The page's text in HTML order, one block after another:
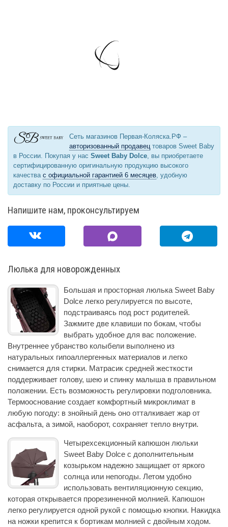
Сеть магазинов Первая-Коляска.РФ –
авторизованный продавецтоваров Sweet Baby
в России. Покупая у нас Sweet Baby Dolce, вы приобретаете
сертифицированную оригинальную продукцию высокого
качества с официальной гарантией 6 месяцев, удобную
доставку по России и приятные цены.
Напишите нам, проконсультируем
Люлька для новорожденных
Большая и просторная люлька Sweet Baby
Dolce легко регулируется по высоте,
подстраиваясь под рост родителей.
Зажмите две клавиши по бокам, чтобы
выбрать удобное для вас положение.
Внутреннее убранство колыбели выполнено из
натуральных гипоаллергенных материалов и легко
снимается для стирки. Матрасик средней жесткости
поддерживает голову, шею и спинку малыша в правильном
положении. Есть возможность регулировки подголовника.
Термооснование создает комфортный микроклимат в
любую погоду: в знойный день оно отталкивает жар от
асфальта, а зимой, наоборот, сохраняет тепло внутри.
Четырехсекционный капюшон люльки
Sweet Baby Dolce с дополнительным
козырьком надежно защищает от яркого
солнца или непогоды. Летом удобно
использовать вентиляционную секцию,
которая открывается прорезиненной молнией. Капюшон
легко регулируется одной рукой с помощью кнопки. Накидка
на ножки крепится к бортикам молнией с двойным ходом.